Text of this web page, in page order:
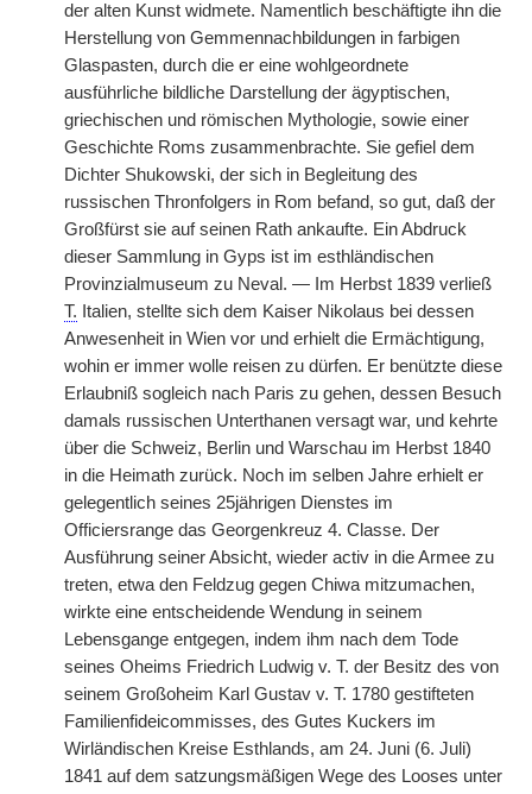
der alten Kunst widmete. Namentlich beschäftigte ihn die
Herstellung von Gemmennachbildungen in farbigen
Glaspasten, durch die er eine wohlgeordnete
ausführliche bildliche Darstellung der ägyptischen,
griechischen und römischen Mythologie, sowie einer
Geschichte Roms zusammenbrachte. Sie gefiel dem
Dichter Shukowski, der sich in Begleitung des
russischen Thronfolgers in Rom befand, so gut, daß der
Großfürst sie auf seinen Rath ankaufte. Ein Abdruck
dieser Sammlung in Gyps ist im esthländischen
Provinzialmuseum zu Neval. — Im Herbst 1839 verließ
T. Italien, stellte sich dem Kaiser Nikolaus bei dessen
Anwesenheit in Wien vor und erhielt die Ermächtigung,
wohin er immer wolle reisen zu dürfen. Er benützte diese
Erlaubniß sogleich nach Paris zu gehen, dessen Besuch
damals russischen Unterthanen versagt war, und kehrte
über die Schweiz, Berlin und Warschau im Herbst 1840
in die Heimath zurück. Noch im selben Jahre erhielt er
gelegentlich seines 25jährigen Dienstes im
Officiersrange das Georgenkreuz 4. Classe. Der
Ausführung seiner Absicht, wieder activ in die Armee zu
treten, etwa den Feldzug gegen Chiwa mitzumachen,
wirkte eine entscheidende Wendung in seinem
Lebensgange entgegen, indem ihm nach dem Tode
seines Oheims Friedrich Ludwig v. T. der Besitz des von
seinem Großoheim Karl Gustav v. T. 1780 gestifteten
Familienfideicommisses, des Gutes Kuckers im
Wirländischen Kreise Esthlands, am 24. Juni (6. Juli)
1841 auf dem satzungsmäßigen Wege des Looses unter